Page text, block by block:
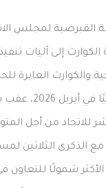
لمجلس
الكوارث إلى آليات
والكوارث العابرة
وكانت خطة
الأكثر شمولًا